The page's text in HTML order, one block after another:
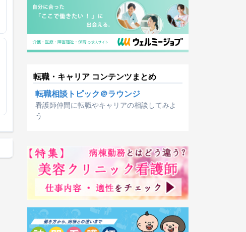
転職・キャリア コンテンツまとめ
転職相談トピック＠ラウンジ
看護師仲間に転職やキャリアの相談してみよ
う